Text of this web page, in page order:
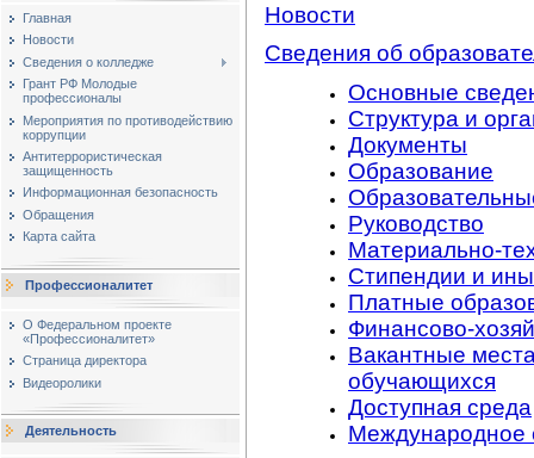
Главная
Новости
Сведения о колледже
Грант РФ Молодые
профессионалы
Мероприятия по противодействию
коррупции
Антитеррористическая
защищенность
Информационная безопасность
Обращения
Карта сайта
Профессионалитет
О Федеральном проекте
«Профессионалитет»
Страница директора
Видеоролики
Деятельность
Новости
Сведения об
Основные
Структура и
Документы
Образование
Руководство
Материально-
Стипендии и
Платные
Финансово-
Вакантные
обучающихся
Доступная среда
Международное